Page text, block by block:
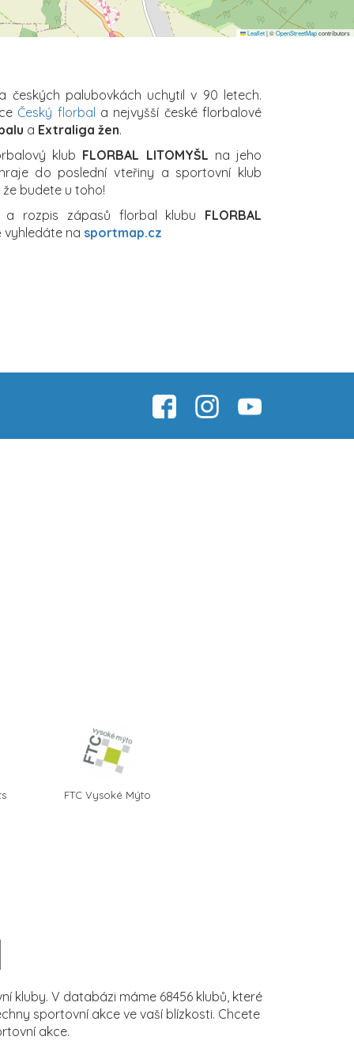
Leaflet|©OpenStreetMapcontributors
českých palubovkách uchytil v 90 letech.
Český florbal a nejvyšší české florbalové
a Extraliga žen.
klub FLORBAL LITOMYŠL na jeho
do poslední vteřiny a sportovní klub
budete u toho!
a rozpis zápasů florbal klubu FLORBAL
vyhledáte na sportmap.cz
FTC Vysoké Mýto
kluby. V databázi máme 68456 klubů, které
sportovní akce ve vaší blízkosti. Chcete
akce.